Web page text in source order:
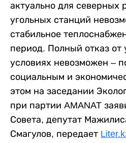
актуально для северных
угольных станций
стабильное
период. Полный отказ от
условиях невозможен –
социальным и
этом на заседании
при партии AMANAT
Совета, депутат
Смагулов, передает